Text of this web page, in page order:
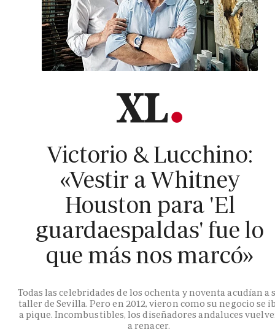
Victorio & Lucchino:
«Vestir a Whitney
Houston para 'El
guardaespaldas' fue lo
que más nos marcó»
Todas las celebridades de los ochenta y noventa acudían a
taller de Sevilla. Pero en 2012, vieron como su negocio se
a pique. Incombustibles, los diseñadores andaluces
a renacer.